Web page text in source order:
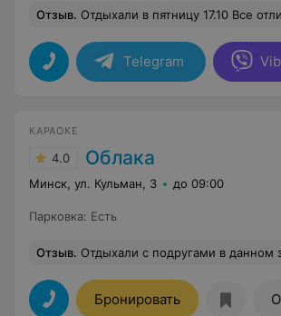
Отзыв. Отдыхали в пятницу 17.10 Все
Telegram
КАРАОКЕ
4.0 Облака
Минск, ул. Кульман, 3 до 09:00
Парковка: Есть
Отзыв. Отдыхали с подругами в данном заведении, хочется оставить только
Бронировать